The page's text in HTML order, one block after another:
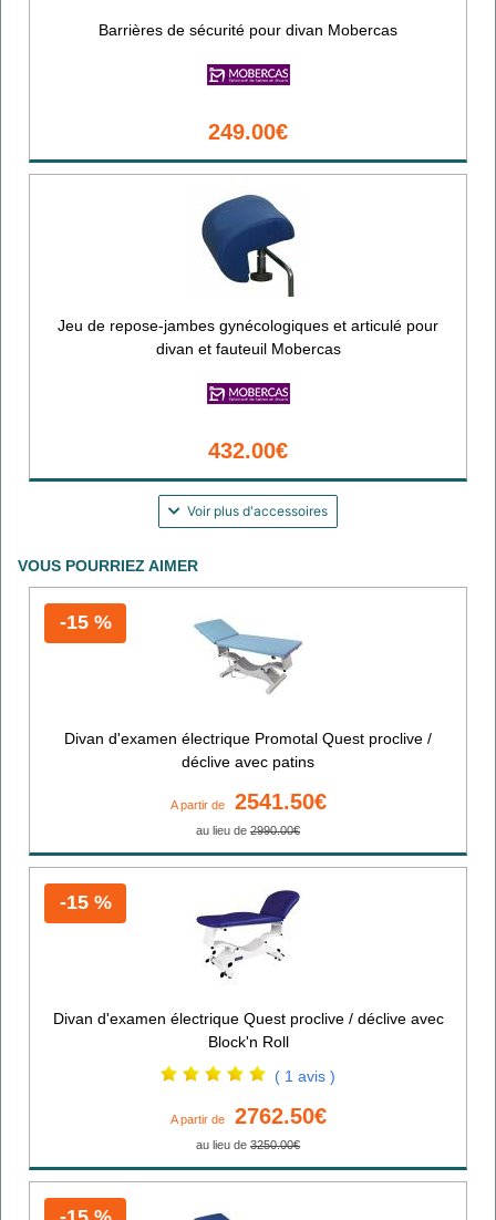
Barrières de sécurité pour divan Mobercas
249.00€
Jeu de repose-jambes gynécologiques et articulé pour
divan et fauteuil Mobercas
432.00€
Voir plus d'accessoires
VOUS POURRIEZ AIMER
-15 %
Divan d'examen électrique Promotal Quest proclive /
déclive avec patins
A partir de 2541.50€
au lieu de 2990.00€
-15 %
Divan d'examen électrique Quest proclive / déclive avec
Block'n Roll
( 1 avis )
A partir de 2762.50€
au lieu de 3250.00€